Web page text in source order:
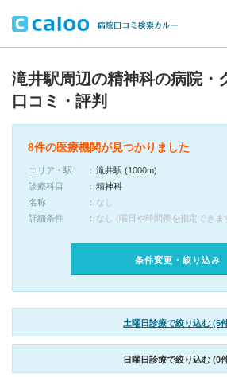
滝井駅周辺の精神科の病院・
口コミ・評判
8件の医療機関が見つかりました
エリア・駅
滝井駅 (1000m)
診療科目
精神科
名称
なし
詳細条件
なし (曜日や時間帯を指定できま
条件変更・絞り込み
土曜日診療で絞り込む (5
日曜日診療で絞り込む (0